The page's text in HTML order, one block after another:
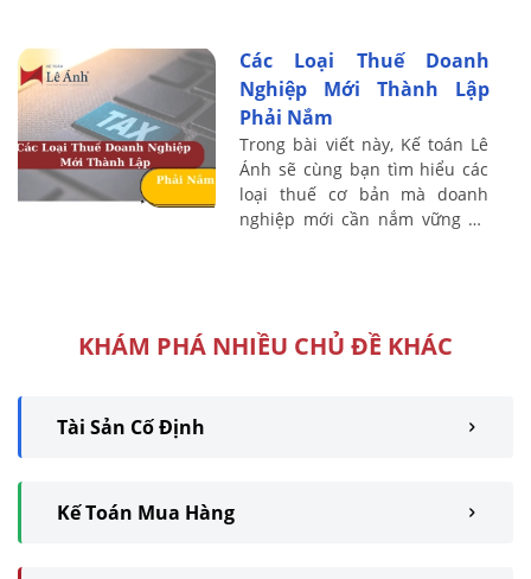
những ...
Các Loại Thuế Doanh
Nghiệp Mới Thành Lập
Phải Nắm
Trong bài viết này, Kế toán Lê
Ánh sẽ cùng bạn tìm hiểu các
loại thuế cơ bản mà doanh
nghiệp mới cần nắm vững để
KHÁM PHÁ NHIỀU CHỦ ĐỀ KHÁC
Tài Sản Cố Định
Kế Toán Mua Hàng